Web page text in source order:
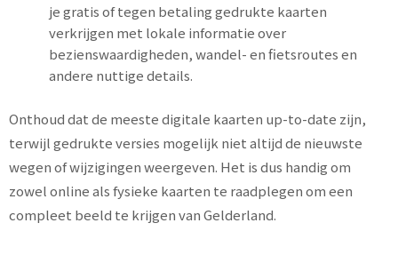
je gratis of tegen betaling gedrukte kaarten
verkrijgen met lokale informatie over
bezienswaardigheden, wandel- en fietsroutes en
andere nuttige details.
Onthoud dat de meeste digitale kaarten up-to-date zijn,
terwijl gedrukte versies mogelijk niet altijd de nieuwste
wegen of wijzigingen weergeven. Het is dus handig om
zowel online als fysieke kaarten te raadplegen om een
compleet beeld te krijgen van Gelderland.